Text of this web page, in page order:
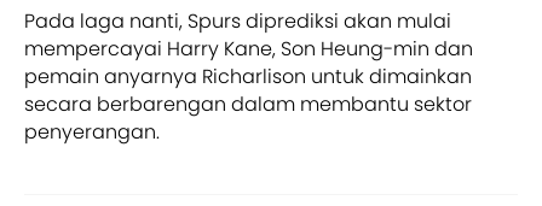
Pada laga nanti, Spurs diprediksi akan mulai
mempercayai Harry Kane, Son Heung-min dan
pemain anyarnya Richarlison untuk dimainkan
secara berbarengan dalam membantu sektor
penyerangan.